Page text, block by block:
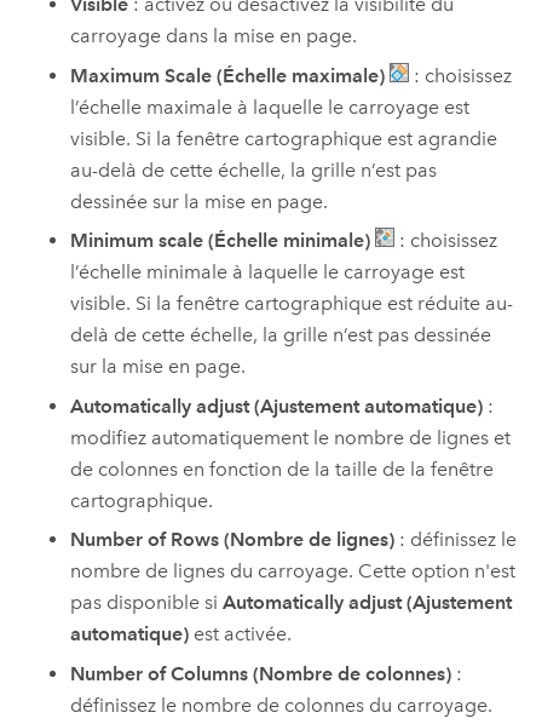
carroyage dans la mise en page.
Maximum Scale (Échelle maximale)
: choisissez
l’échelle maximale à laquelle le carroyage est
visible. Si la fenêtre cartographique est agrandie
au-delà de cette échelle, la grille n’est pas
dessinée sur la mise en page.
Minimum scale (Échelle minimale)
: choisissez
l’échelle minimale à laquelle le carroyage est
visible. Si la fenêtre cartographique est réduite au-
delà de cette échelle, la grille n’est pas dessinée
sur la mise en page.
Automatically adjust (Ajustement automatique) :
modifiez automatiquement le nombre de lignes et
de colonnes en fonction de la taille de la fenêtre
cartographique.
Number of Rows (Nombre de lignes) : définissez le
nombre de lignes du carroyage. Cette option n'est
pas disponible siAutomatically adjust (Ajustement
automatique) est activée.
Number of Columns (Nombre de colonnes) :
définissez le nombre de colonnes du carroyage.